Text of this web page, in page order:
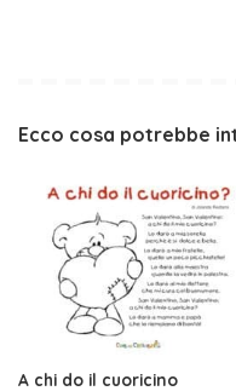
Ecco cosa potrebbe
A chi do il cuoricino